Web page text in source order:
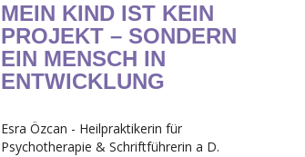
MEIN KIND IST KEIN
PROJEKT – SONDERN
EIN MENSCH IN
ENTWICKLUNG
Esra Özcan - Heilpraktikerin für
Psychotherapie & Schriftführerin a D.